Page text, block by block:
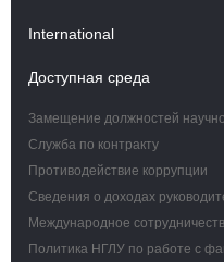
International
Доступная среда
Замещение должностей
Служба по контракту
Противодействие коррупции
Сведения о доходах
Международное
Политика НГЛУ по работе с